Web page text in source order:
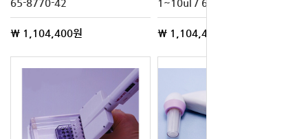
\ 1,104,400원 \ 1,104,400원